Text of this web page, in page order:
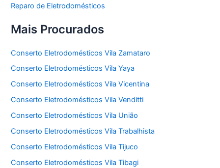
Reparo de Eletrodomésticos
Mais Procurados
Conserto Eletrodomésticos Vila Zamataro
Conserto Eletrodomésticos Vila Yaya
Conserto Eletrodomésticos Vila Vicentina
Conserto Eletrodomésticos Vila Venditti
Conserto Eletrodomésticos Vila União
Conserto Eletrodomésticos Vila Trabalhista
Conserto Eletrodomésticos Vila Tijuco
Conserto Eletrodomésticos Vila Tibagi